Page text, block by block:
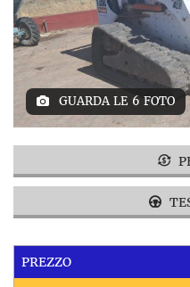
RICAMBI
ASSISTENZA
GUARDA LE 6 FOTO
PREZZO